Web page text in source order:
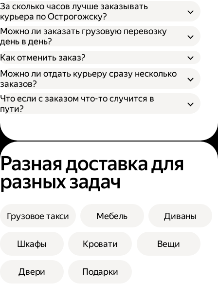
S (170х100х90 см) вмещает грузы до 300 кг
— каблук;
M (260х130х150 см) вмещает грузы до 700
кг — микроавтобус;
L (380х180х180 см) вмещает грузы до 1400
XL (400х190х200 см) вмещает грузы до
2000 кг — газель.
Время поиска грузового автомобиля;
Время забора груза;
Расстояние от адреса отправителя до
адреса получателя;
Вы можете узнать местоположение
курьера в личном кабинете или
За сколько часов лучше заказывать
курьера по Острогожску?
Можно ли заказать грузовую перевозку
день в день?
Как отменить заказ?
Можно ли отдать курьеру сразу несколько
заказов?
Что если с заказом что-то случится в
пути?
Разная доставка для
разных задач
Грузовое такси Мебель Диваны
Шкафы Кровати Вещи
Двери Подарки